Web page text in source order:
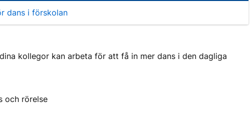
dans i förskolan
kollegor kan arbeta för att få in mer dans i den dagliga
och rörelse